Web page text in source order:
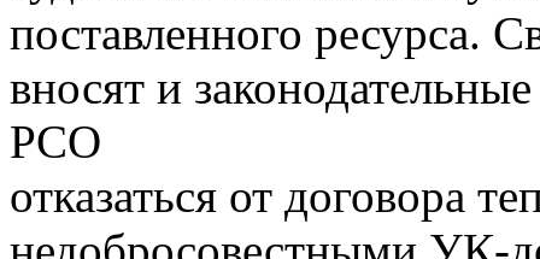
поставленного ресурса.
вносят и
РСО
отказаться от договора